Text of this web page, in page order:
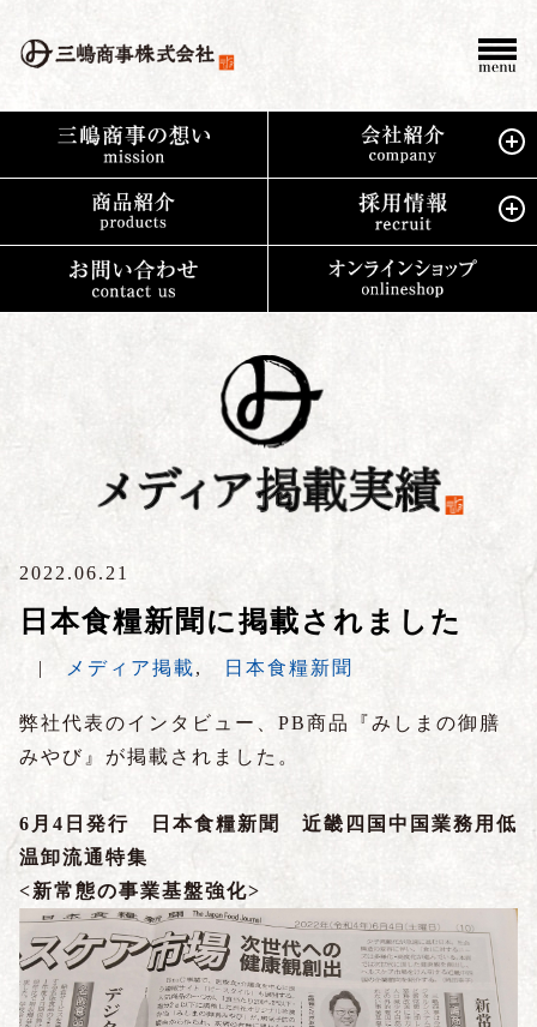
2022.06.21
日本食糧新聞に掲載されました
| メディア掲載, 日本食糧新聞
弊社代表のインタビュー、PB商品『みしまの御膳
みやび』が掲載されました。
6月4日発行 日本食糧新聞 近畿四国中国業務用低
温卸流通特集
<新常態の事業基盤強化>